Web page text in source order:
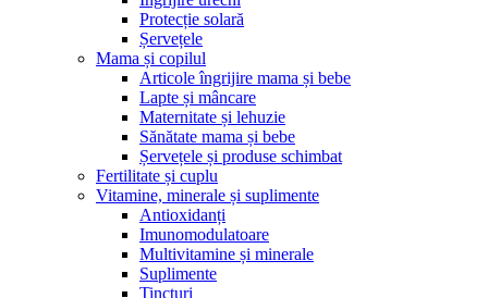
Protecție solară
Șervețele
Mama și copilul
Articole îngrijire mama și bebe
Lapte și mâncare
Maternitate și lehuzie
Sănătate mama și bebe
Șervețele și produse schimbat
Fertilitate și cuplu
Vitamine, minerale și suplimente
Antioxidanți
Imunomodulatoare
Multivitamine și minerale
Suplimente
Tincturi